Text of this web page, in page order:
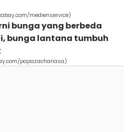
medienservice)
bunga yang berbeda
bunga lantana tumbuh
papazachariasa)